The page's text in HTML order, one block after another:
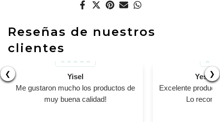
Reseñas de nuestros
clientes
❮ ❯
Yisel
Me gustaron mucho los productos de
muy buena calidad!
Yesika
Excelente
Lo